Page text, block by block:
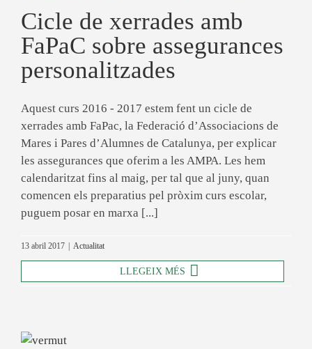
Cicle de xerrades amb
FaPaC sobre assegurances
personalitzades
Aquest curs 2016 - 2017 estem fent un cicle de
xerrades amb FaPac, la Federació d’Associacions de
Mares i Pares d’Alumnes de Catalunya, per explicar
les assegurances que oferim a les AMPA. Les hem
calendaritzat fins al maig, per tal que al juny, quan
comencen els preparatius pel pròxim curs escolar,
puguem posar en marxa [...]
13 abril 2017 Actualitat
LLEGEIX MÉS